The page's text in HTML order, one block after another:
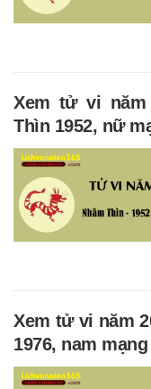
Xem tử vi năm
Thìn 1952, nữ
Xem tử vi năm
1976, nam mạng